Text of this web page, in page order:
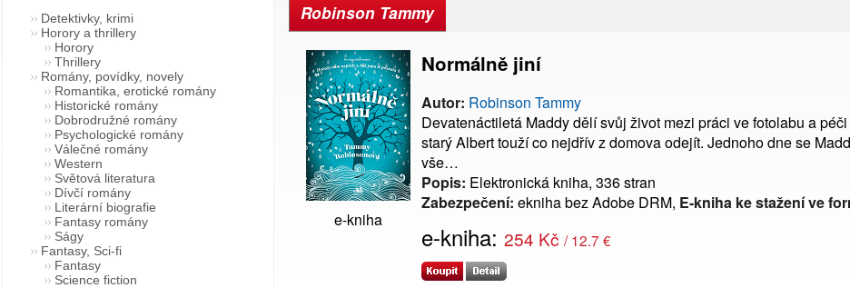
Robinson Tammy
e-kniha
Normálně jiní
Autor: Robinson Tammy
Devatenáctiletá Maddy dělí svůj život mezi práci ve fotolabu a
starý Albert touží co nejdřív z domova odejít. Jednoho dne se
vše…
Popis: Elektronická kniha, 336 stran
Zabezpečení: ekniha bez Adobe DRM, E-kniha ke stažení ve
e-kniha: 254 Kč / 12.7 €
Detektivky, krimi
Horory a thrillery
Horory
Thrillery
Romány, povídky, novely
Romantika, erotické romány
Historické romány
Dobrodružné romány
Psychologické romány
Válečné romány
Western
Světová literatura
Dívčí romány
Literární biografie
Fantasy romány
Ságy
Fantasy, Sci-fi
Fantasy
Science fiction